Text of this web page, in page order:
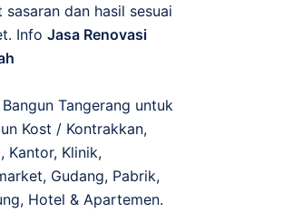
sasaran dan hasil sesuai
Info Jasa Renovasi
Tangerang untuk
Kost / Kontrakkan,
Kantor, Klinik,
Gudang, Pabrik,
Hotel & Apartemen.